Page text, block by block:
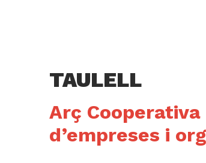
TAULELL
Arç
d’empreses i